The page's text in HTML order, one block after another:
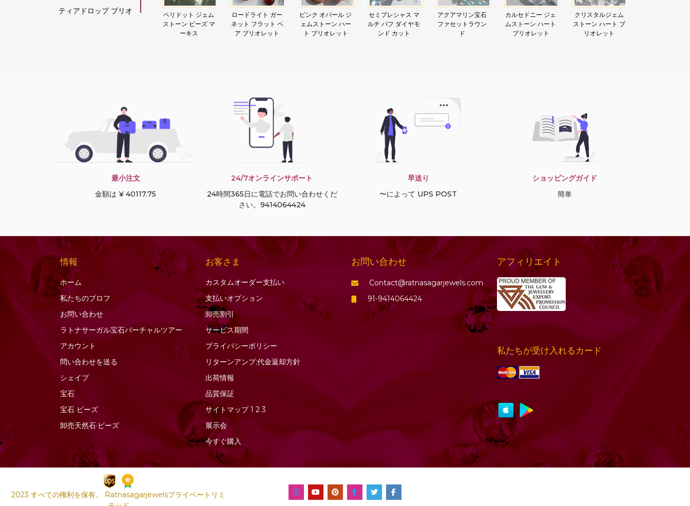
ゴールデンムーンスト
ーン
サンストーンの宝石
シーブルーカルセドニ
シトリンの宝石
シャンパン シトリン
シリマナイトの宝石
スキャポライトの宝石
ット
スモーキークォーツ
セミプレシャスマルチ
ソーダライトの宝石
ソンゲア サファイア
ターコイズ宝石
タイガーアイ
ダイヤモンドビーズ
タンザナイトの宝石
ツァボライトの宝石
トルマリンの宝石
ネイビーブルーカルセ
ドニー
バイカラークォーツ
ハニークォーツ
バラ石英
ティアドロップ ブリオ
ドルキ ブリオレット
ハートブリオレット
ハーフドリル宝石
ファセットコイン
ファセットチェスナッ
ファセットナゲット
ファセットラウンド
ファセットロンデル
ファンシーカット
フラットペアーブリオ
レット
フラットペアプレーン
プレーンラウンド
プレーンロンデル
ぽっちゃりスムースハ
ぽっちゃりハートのブ
リオレット
ポリゴンダイヤモンド
カット
アイオライト ジェ
ペリドット ジェム
ロードライト ガー
ネット フラット ペ
ア ブリオレット
ピンク オパール ジ
ェムストーン ハー
ト ブリオレット
セミプレシャス マ
ルチ パフ ダイヤモ
ンド カット
アクアマリン宝石
ファセットラウン
ド
カルセドニー ジェ
ムストーン ハート
ブリオレット
クリスタルジェム
ストーン ハート ブ
リオレット
インペリアル トパ
ーズ ティア ドロッ
プス ブリオレット
最小注文
金額は ¥ 40117.75
24/7オンラインサポート
24時間365日に電話でお問い合わせくだ
さい。9414064424
早送り
〜によって UPS POST
ショッピングガイド
簡単
情報
ホーム
私たちのプロフ
お問い合わせ
ラトナサーガル宝石バーチャ​​ルツアー
アカウント
問い合わせを送る
シェイプ
宝石
宝石ビーズ
卸売天然石·ビーズ
お客さま
カスタムオーダー支払い
支払いオプション
卸売割引
サービス期間
プライバシーポリシー
リターンアンプ;代金返却方針
出荷情報
品質保証
サイトマップ 1 2 3
展示会
今すぐ購入
お問い合わせ
Contact@ratnasagarjewels.com
91-9414064424
アフィリエイト
私たちが受け入れるカード
2023 すべての権利を保有。 Ratnasagarjewelsプライベートリミ